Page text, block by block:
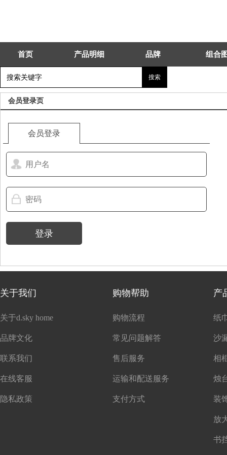
首页 产品明细 品牌 组合
会员登录页
会员登录
登录
关于我们
关于d.sky home
品牌文化
联系我们
在线客服
隐私政策
购物帮助
购物流程
常见问题解答
售后服务
运输和配送服务
支付方式
产
纸
沙
书